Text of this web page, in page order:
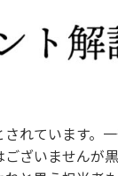
れています。
ざいませんが